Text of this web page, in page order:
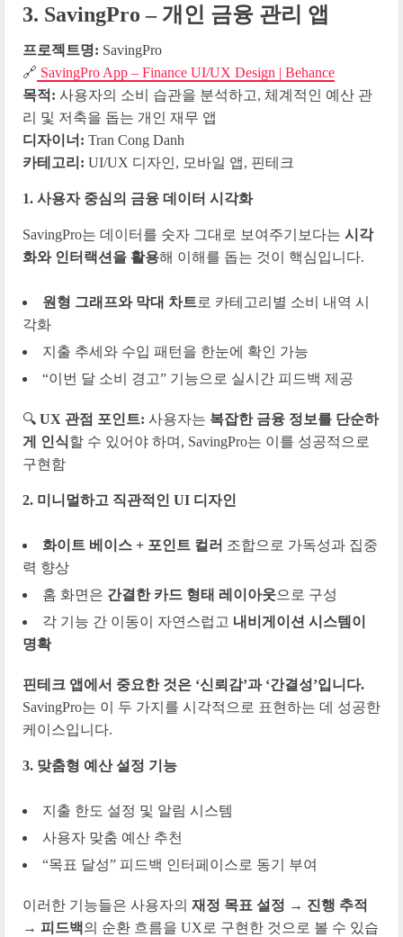
3. SavingPro – 개인 금융 관리 앱
프로젝트명: SavingPro
🔗 SavingPro App – Finance UI/UX Design | Behance
목적: 사용자의 소비 습관을 분석하고, 체계적인 예산 관
리 및 저축을 돕는 개인 재무 앱
디자이너: Tran Cong Danh
카테고리: UI/UX 디자인, 모바일 앱, 핀테크
1. 사용자 중심의 금융 데이터 시각화
SavingPro는 데이터를 숫자 그대로 보여주기보다는 시각
화와 인터랙션을 활용해 이해를 돕는 것이 핵심입니다.
원형 그래프와 막대 차트로 카테고리별 소비 내역 시
각화
지출 추세와 수입 패턴을 한눈에 확인 가능
“이번 달 소비 경고” 기능으로 실시간 피드백 제공
🔍 UX 관점 포인트: 사용자는 복잡한 금융 정보를 단순하
게 인식할 수 있어야 하며, SavingPro는 이를 성공적으로
구현함
2. 미니멀하고 직관적인 UI 디자인
화이트 베이스 + 포인트 컬러 조합으로 가독성과 집중
력 향상
홈 화면은 간결한 카드 형태 레이아웃으로 구성
각 기능 간 이동이 자연스럽고 내비게이션 시스템이
명확
핀테크 앱에서 중요한 것은 ‘신뢰감’과 ‘간결성’입니다.
SavingPro는 이 두 가지를 시각적으로 표현하는 데 성공한
케이스입니다.
3. 맞춤형 예산 설정 기능
지출 한도 설정 및 알림 시스템
사용자 맞춤 예산 추천
“목표 달성” 피드백 인터페이스로 동기 부여
이러한 기능들은 사용자의 재정 목표 설정 → 진행 추적
→ 피드백의 순환 흐름을 UX로 구현한 것으로 볼 수 있습